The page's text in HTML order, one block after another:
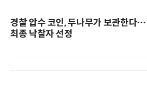
경찰 압수 코인, 두나무가 보관한다…
최종 낙찰자 선정